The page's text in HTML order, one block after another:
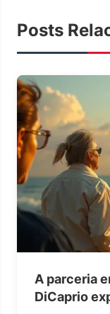
Posts
A parceria
DiCaprio